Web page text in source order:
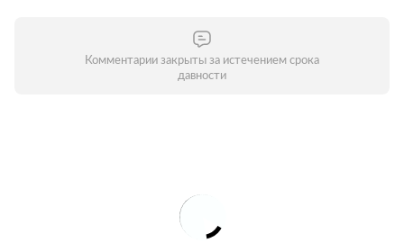
Комментарии закрыты за истечением срока
давности